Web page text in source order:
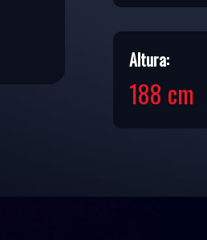
Altura:
188 cm